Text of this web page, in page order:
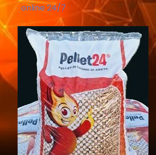
online 24/7